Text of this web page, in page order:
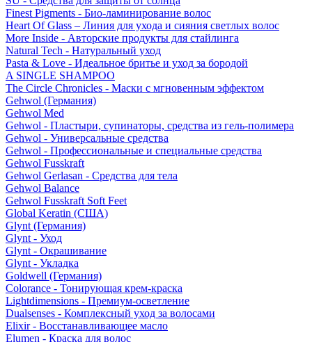
Finest Pigments - Био-ламинирование волос
Heart Of Glass – Линия для ухода и сияния светлых волос
More Inside - Авторские продукты для стайлинга
Natural Tech - Натуральный уход
Pasta & Love - Идеальное бритье и уход за бородой
A SINGLE SHAMPOO
The Circle Chronicles - Маски с мгновенным эффектом
Gehwol (Германия)
Gehwol Med
Gehwol - Пластыри, супинаторы, средства из гель-полимера
Gehwol - Универсальные средства
Gehwol - Профессиональные и специальные средства
Gehwol Fusskraft
Gehwol Gerlasan - Средства для тела
Gehwol Balance
Gehwol Fusskraft Soft Feet
Global Keratin (США)
Glynt (Германия)
Glynt - Уход
Glynt - Окрашивание
Glynt - Укладка
Goldwell (Германия)
Colorance - Тонирующая крем-краска
Lightdimensions - Премиум-осветление
Dualsenses - Комплексный уход за волосами
Elixir - Восстанавливающее масло
Elumen - Краска для волос